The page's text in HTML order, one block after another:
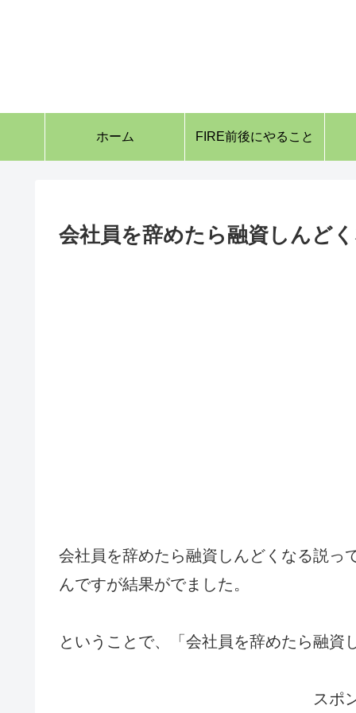
ホーム FIRE前後にやること
会社員を辞めたら融資しんど
会社員を辞めたら融資しんどくなる説っ
んですが結果がでました。
ということで、「会社員を辞めたら融資
スポ